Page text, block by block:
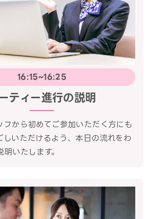
16:15~16:25
ティー進行の説明
フから初めてご参加いただく方にも
しいただけるよう、本日の流れをわ
いたします。